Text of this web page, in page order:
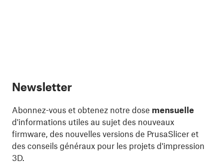
Newsletter
Abonnez-vous et obtenez notre dose mensuelle
d'informations utiles au sujet des nouveaux
firmware, des nouvelles versions de PrusaSlicer et
des conseils généraux pour les projets d'impression
3D.